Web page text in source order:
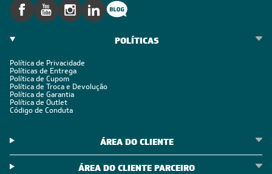
POLÍTICAS
Política de Privacidade
Políticas de Entrega
Política de Cupom
Política de Troca e Devolução
Política de Garantia
Política de Outlet
Código de Conduta
ÁREA DO CLIENTE
ÁREA DO CLIENTE PARCEIRO